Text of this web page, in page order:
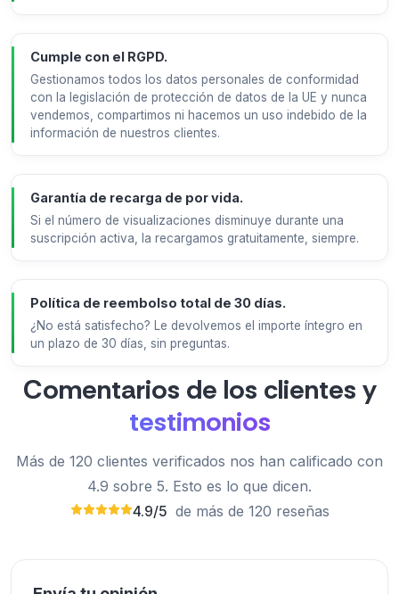
Cumple con el RGPD.
Gestionamos todos los datos personales de conformidad
con la legislación de protección de datos de la UE y nunca
vendemos, compartimos ni hacemos un uso indebido de la
información de nuestros clientes.
Garantía de recarga de por vida.
Si el número de visualizaciones disminuye durante una
suscripción activa, la recargamos gratuitamente, siempre.
Política de reembolso total de 30 días.
¿No está satisfecho? Le devolvemos el importe íntegro en
un plazo de 30 días, sin preguntas.
Comentarios de los clientes y
testimonios
Más de 120 clientes verificados nos han calificado con
4.9 sobre 5. Esto es lo que dicen.
4.9/5 de más de 120 reseñas